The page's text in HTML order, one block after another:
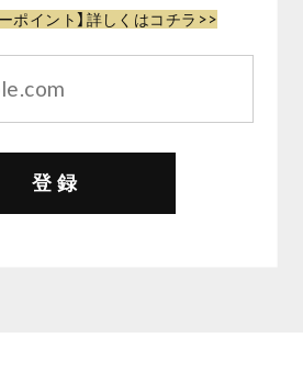
ポイント】詳しくはコチラ>>
登録